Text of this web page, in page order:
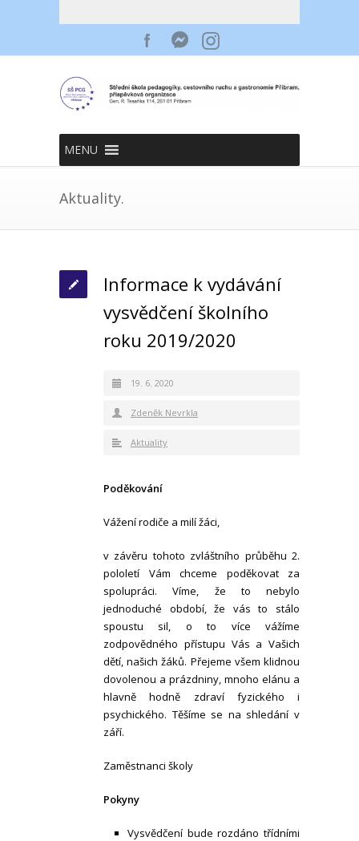
MENU
Aktuality.
Informace k vydávání
vysvědčení školního
roku 2019/2020
19. 6. 2020
Zdeněk Nevrkla
Aktuality
Poděkování
Vážení rodiče a milí žáci,
v závěru tohoto zvláštního průběhu 2.
pololetí Vám chceme poděkovat za
spolupráci. Víme, že to nebylo
jednoduché období, že vás to stálo
spoustu sil, o to více vážíme
zodpovědného přístupu Vás a Vašich
dětí, našich žáků. Přejeme všem klidnou
dovolenou a prázdniny, mnoho elánu a
hlavně hodně zdraví fyzického i
psychického. Těšíme se na shledání v
září.
Zaměstnanci školy
Pokyny
Vysvědčení bude rozdáno třídními